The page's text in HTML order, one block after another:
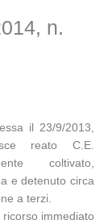
n.
il 23/9/2013,
reato C.E.
coltivato,
e detenuto circa
a terzi.
immediato